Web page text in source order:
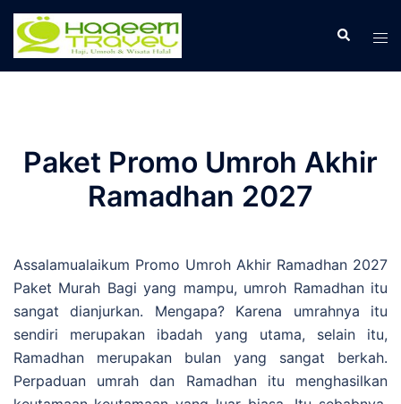
Skip
content
Search
Paket Promo Umroh Akhir
Ramadhan 2027
Assalamualaikum Promo Umroh Akhir Ramadhan 2027
Paket Murah Bagi yang mampu, umroh Ramadhan itu
sangat dianjurkan. Mengapa? Karena umrahnya itu
sendiri merupakan ibadah yang utama, selain itu,
Ramadhan merupakan bulan yang sangat berkah.
Perpaduan umrah dan Ramadhan itu menghasilkan